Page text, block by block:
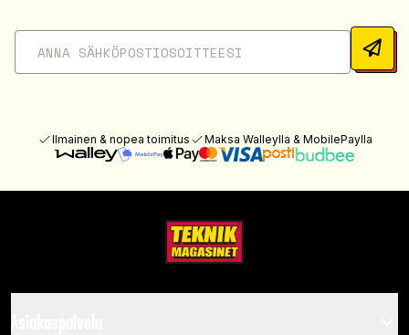
Ilmainen & nopea toimitus Maksa Walleylla & MobilePaylla